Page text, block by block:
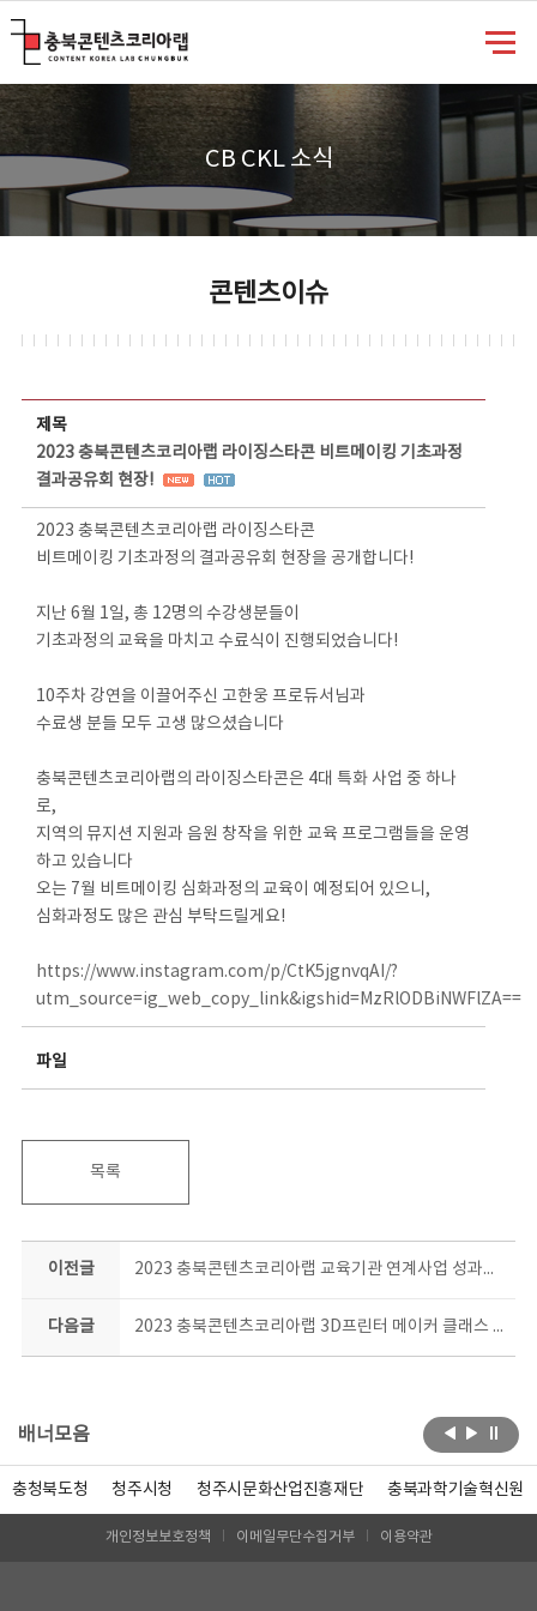
CB CKL 소식
콘텐츠이슈
제목
2023 충북콘텐츠코리아랩 라이징스타콘 비트메이킹 기초과정
결과공유회 현장!
2023 충북콘텐츠코리아랩 라이징스타콘
비트메이킹 기초과정의 결과공유회 현장을 공개합니다!
지난 6월 1일, 총 12명의 수강생분들이
기초과정의 교육을 마치고 수료식이 진행되었습니다!
10주차 강연을 이끌어주신 고한웅 프로듀서님과
수료생 분들 모두 고생 많으셨습니다
충북콘텐츠코리아랩의 라이징스타콘은 4대 특화 사업 중 하나
로,
지역의 뮤지션 지원과 음원 창작을 위한 교육 프로그램들을 운영
하고 있습니다
오는 7월 비트메이킹 심화과정의 교육이 예정되어 있으니,
심화과정도 많은 관심 부탁드릴게요!
https://www.instagram.com/p/CtK5jgnvqAI/?
utm_source=ig_web_copy_link&igshid=MzRlODBiNWFlZA==
파일
목록
이전글 2023 충북콘텐츠코리아랩 교육기관 연계사업 성과공유회 현장
다음글 2023 충북콘텐츠코리아랩 3D프린터 메이커 클래스 일상소품 제작과정 결과공유회 현장!
배너모음
충청북도청 청주시청 청주시문화산업진흥재단 충북과학기술혁신원
개인정보보호정책 이메일무단수집거부 이용약관